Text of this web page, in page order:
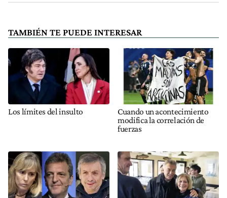
TAMBIÉN TE PUEDE INTERESAR
Los límites del insulto
Cuando un acontecimiento
modifica la correlación de
fuerzas